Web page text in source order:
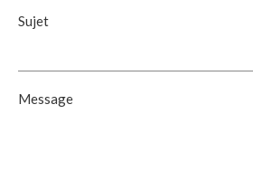
Sujet
Message